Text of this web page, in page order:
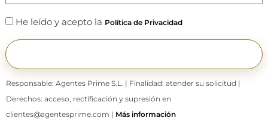
He leído y acepto la Política de Privacidad
Responsable: Agentes Prime S.L. | Finalidad: atender su solicitud |
Derechos: acceso, rectificación y supresión en
clientes@agentesprime.com | Más información